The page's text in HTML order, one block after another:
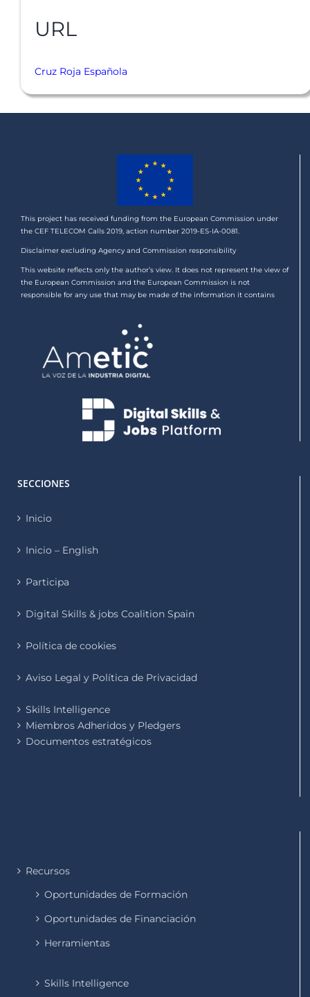
URL
Cruz Roja Española
This project has received funding from the European Commission under
the CEF TELECOM Calls 2019, action number 2019-ES-IA-0081.
Disclaimer excluding Agency and Commission responsibility
This website reflects only the author’s view. It does not represent the view of
the European Commission and the European Commission is not
responsible for any use that may be made of the information it contains
SECCIONES
Inicio
Inicio – English
Participa
Digital Skills & jobs Coalition Spain
Política de cookies
Aviso Legal y Política de Privacidad
Skills Intelligence
Miembros Adheridos y Pledgers
Documentos estratégicos
Recursos
Oportunidades de Formación
Oportunidades de Financiación
Herramientas
Skills Intelligence